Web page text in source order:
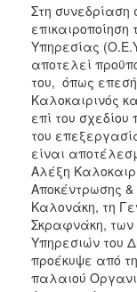
2013
2012
2011
2010
2006
ΤΟΠΟΣ
ΠΟΛΙΤΙΣΜΟΣ
Στη συνεδρίαση
Υπηρεσίας
αποτελεί
του, όπως
Καλοκαιρινός
επί του σχεδίου
του
είναι
Αλέξη
Αποκέντρωσης
Καλονάκη, τη
Σκραφνάκη, των
Υπηρεσιών του
προέκυψε από
παλαιού